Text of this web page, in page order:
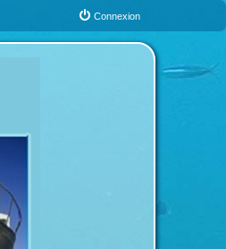
Connexion